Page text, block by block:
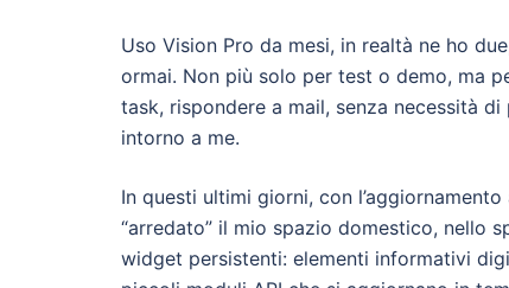
Uso Vision Pro da mesi, in realtà ne ho
ormai. Non più solo per test o demo, ma
task, rispondere a mail, senza necessità
intorno a me.
In questi ultimi giorni, con
“arredato” il mio spazio domestico, nello
widget persistenti: elementi informativi